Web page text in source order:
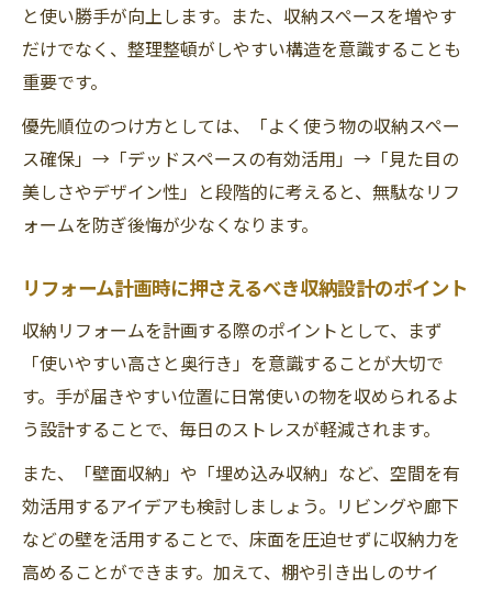
と使い勝手が向上します。また、収納スペースを増やす
だけでなく、整理整頓がしやすい構造を意識することも
重要です。
優先順位のつけ方としては、「よく使う物の収納スペー
ス確保」→「デッドスペースの有効活用」→「見た目の
美しさやデザイン性」と段階的に考えると、無駄なリフ
ォームを防ぎ後悔が少なくなります。
リフォーム計画時に押さえるべき収納設計のポイント
収納リフォームを計画する際のポイントとして、まず
「使いやすい高さと奥行き」を意識することが大切で
す。手が届きやすい位置に日常使いの物を収められるよ
う設計することで、毎日のストレスが軽減されます。
また、「壁面収納」や「埋め込み収納」など、空間を有
効活用するアイデアも検討しましょう。リビングや廊下
などの壁を活用することで、床面を圧迫せずに収納力を
高めることができます。加えて、棚や引き出しのサイ